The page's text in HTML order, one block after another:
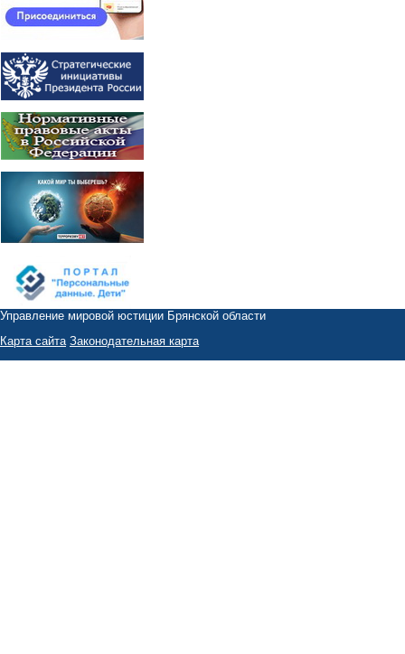
Управление мировой юстиции Брянской области
Карта сайта Законодательная карта